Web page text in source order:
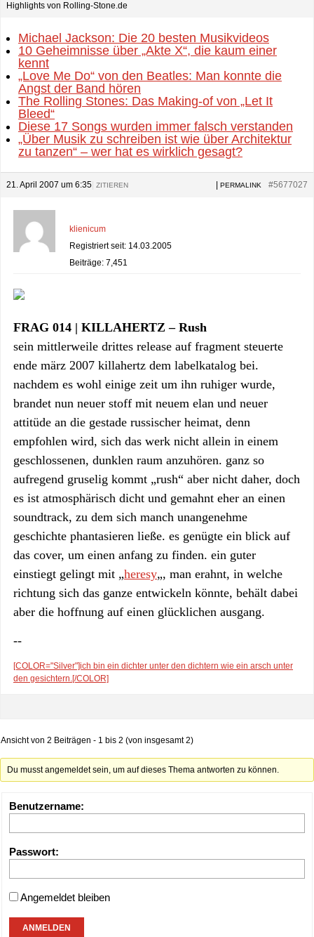
Highlights von Rolling-Stone.de
Michael Jackson: Die 20 besten Musikvideos
10 Geheimnisse über „Akte X“, die kaum einer
kennt
„Love Me Do“ von den Beatles: Man konnte die
Angst der Band hören
The Rolling Stones: Das Making-of von „Let It
Bleed“
Diese 17 Songs wurden immer falsch verstanden
„Über Musik zu schreiben ist wie über Architektur
zu tanzen“ – wer hat es wirklich gesagt?
21. April 2007 um 6:35 #5677027
PERMALINK
ZITIEREN
klienicum
Registriert seit: 14.03.2005
Beiträge: 7,451
FRAG 014 | KILLAHERTZ – Rush
sein mittlerweile drittes release auf fragment steuerte
ende märz 2007 killahertz dem labelkatalog bei.
nachdem es wohl einige zeit um ihn ruhiger wurde,
brandet nun neuer stoff mit neuem elan und neuer
attitüde an die gestade russischer heimat, denn
empfohlen wird, sich das werk nicht allein in einem
geschlossenen, dunklen raum anzuhören. ganz so
aufregend gruselig kommt „rush“ aber nicht daher, doch
es ist atmosphärisch dicht und gemahnt eher an einen
soundtrack, zu dem sich manch unangenehme
geschichte phantasieren ließe. es genügte ein blick auf
das cover, um einen anfang zu finden. ein guter
einstiegt gelingt mit „heresy„, man erahnt, in welche
richtung sich das ganze entwickeln könnte, behält dabei
aber die hoffnung auf einen glücklichen ausgang.
--
[COLOR="Silver"]ich bin ein dichter unter den dichtern wie ein arsch unter
den gesichtern.[/COLOR]
Ansicht von 2 Beiträgen - 1 bis 2 (von insgesamt 2)
Du musst angemeldet sein, um auf dieses Thema antworten zu können.
Benutzername:
Passwort:
Angemeldet bleiben
ANMELDEN